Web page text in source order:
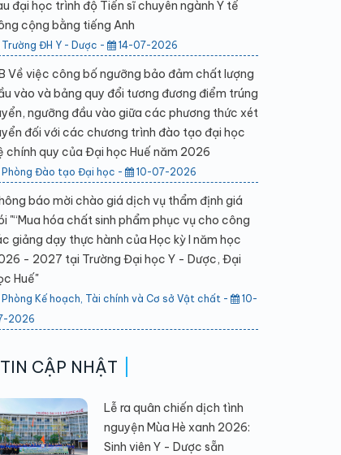
đại học trình độ Tiến sĩ chuyên ngành Y tế
cộng bằng tiếng Anh
Trường ĐH Y - Dược - 14-07-2026
Về việc công bố ngưỡng bảo đảm chất lượng
vào và bảng quy đổi tương đương điểm trúng
ngưỡng đầu vào giữa các phương thức xét
đối với các chương trình đào tạo đại học
chính quy của Đại học Huế năm 2026
Phòng Đào tạo Đại học - 10-07-2026
báo mời chào giá dịch vụ thẩm định giá
"“Mua hóa chất sinh phẩm phục vụ cho công
giảng dạy thực hành của Học kỳ I năm học
- 2027 tại Trường Đại học Y - Dược, Đại
Huế"
Phòng Kế hoạch, Tài chính và Cơ sở Vật chất -
10-
2026
TIN CẬP NHẬT
Lễ ra quân chiến dịch tình
nguyện Mùa Hè xanh 2026:
Sinh viên Y - Dược sẵn